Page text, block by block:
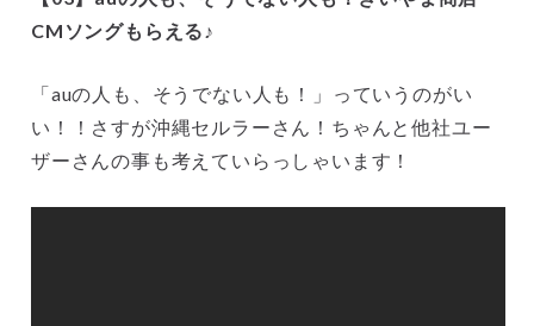
CMソングもらえる♪
「auの人も、そうでない人も！」っていうのがい
い！！さすが沖縄セルラーさん！ちゃんと他社ユー
ザーさんの事も考えていらっしゃいます！